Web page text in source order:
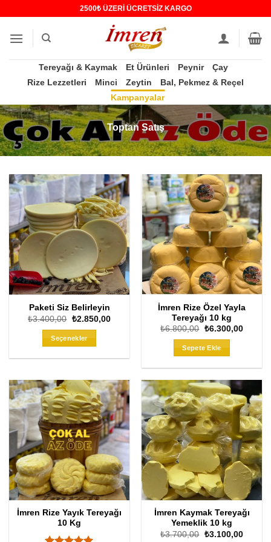
2500₺ ÜZERİ ÜCRETSİZ KARGO
Tereyağı & Kaymak Et Ürünleri Peynir
Çay
Rize Lezzetleri
Minci Zeytin
Bal, Pekmez & Reçel
Kampanyalar
Toptan Satış
Paketi Siz Belirleyin
₺3.400,00 Orijinal
₺3.400,00.
₺2.850,00Şu
Seçenekler
İmren Rize Özel Yayla
Tereyağı 10 kg
₺6.800,00 Orijinal
₺6.800,00.
₺6.300,00Şu
Sepete Ekle
İmren Rize Yayık Tereyağı
10 Kg
İmren Kaymak Tereyağı
Yemeklik 10 kg
₺3.700,00 Orijinal
₺3.100,00Şu